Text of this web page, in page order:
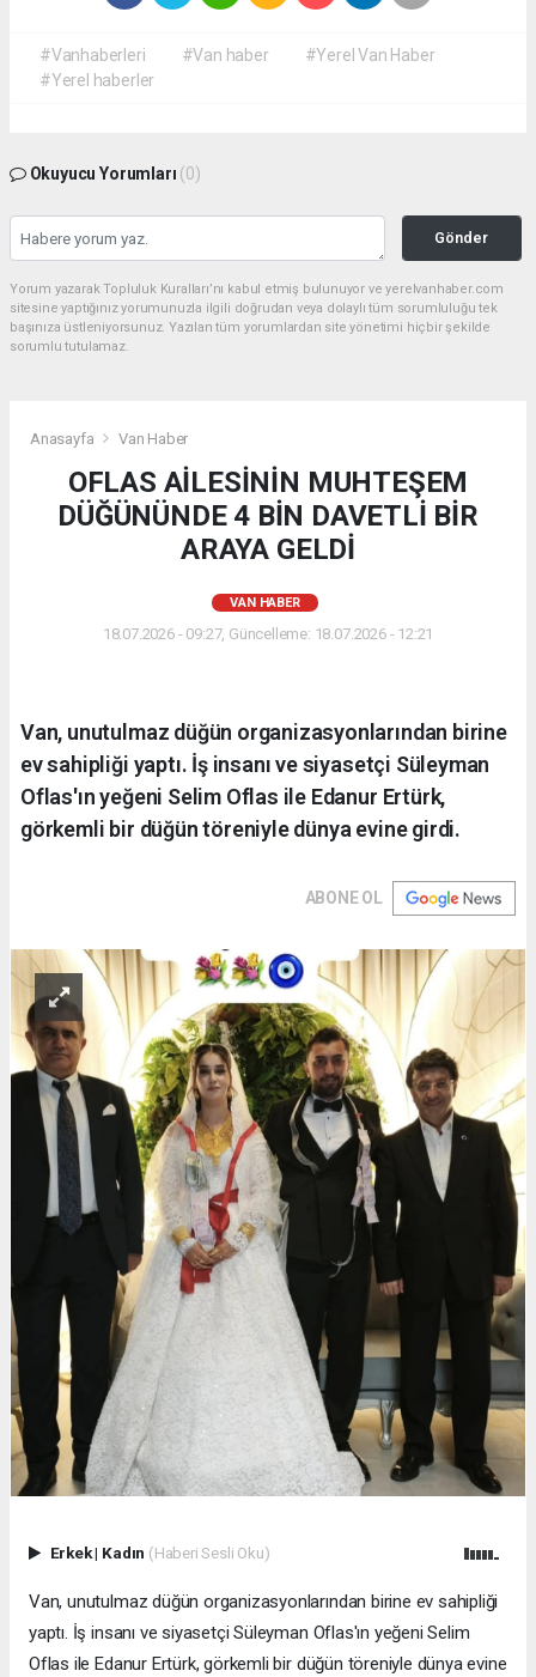
#Vanhaberleri #Van haber
#Yerel Van Haber
#Yerel haberler
Okuyucu Yorumları (0)
Gönder
Yorum yazarak Topluluk Kuralları’nı kabul etmiş bulunuyor ve yerelvanhaber.com
sitesine yaptığınız yorumunuzla ilgili doğrudan veya dolaylı tüm sorumluluğu tek
başınıza üstleniyorsunuz. Yazılan tüm yorumlardan site yönetimi hiçbir şekilde
sorumlu tutulamaz.
Anasayfa Van Haber
OFLAS AİLESİNİN MUHTEŞEM
DÜĞÜNÜNDE 4 BİN DAVETLİ BİR
ARAYA GELDİ
VAN HABER
18.07.2026 - 09:27, Güncelleme: 18.07.2026 - 12:21
Van, unutulmaz düğün organizasyonlarından birine
ev sahipliği yaptı. İş insanı ve siyasetçi Süleyman
Oflas'ın yeğeni Selim Oflas ile Edanur Ertürk,
görkemli bir düğün töreniyle dünya evine girdi.
ABONE OL
Erkek| Kadın (Haberi Sesli Oku)
Van, unutulmaz düğün organizasyonlarından birine ev sahipliği
yaptı. İş insanı ve siyasetçi Süleyman Oflas'ın yeğeni Selim
Oflas ile Edanur Ertürk, görkemli bir düğün töreniyle dünya evine